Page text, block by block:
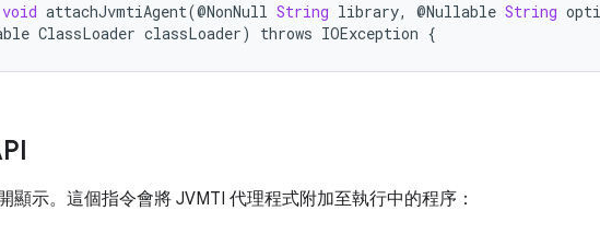
void attachJvmtiAgent(@NonNull String library, @Nullable String
ClassLoader classLoader) throws IOException {
示。這個指令會將 JVMTI 代理程式附加至執行中的程序：